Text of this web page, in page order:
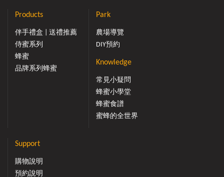
Products
伴手禮盒 | 送禮推薦
侍蜜系列
蜂蜜
品牌系列蜂蜜
Park
農場導覽
DIY預約
Knowledge
常見小疑問
蜂蜜小學堂
蜂蜜食譜
蜜蜂的全世界
Support
購物說明
預約說明